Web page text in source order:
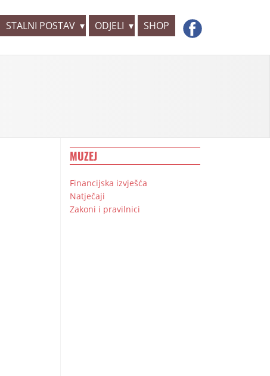
STALNI POSTAV ODJELI SHOP
MUZEJ
Financijska izvješća
Natječaji
Zakoni i pravilnici